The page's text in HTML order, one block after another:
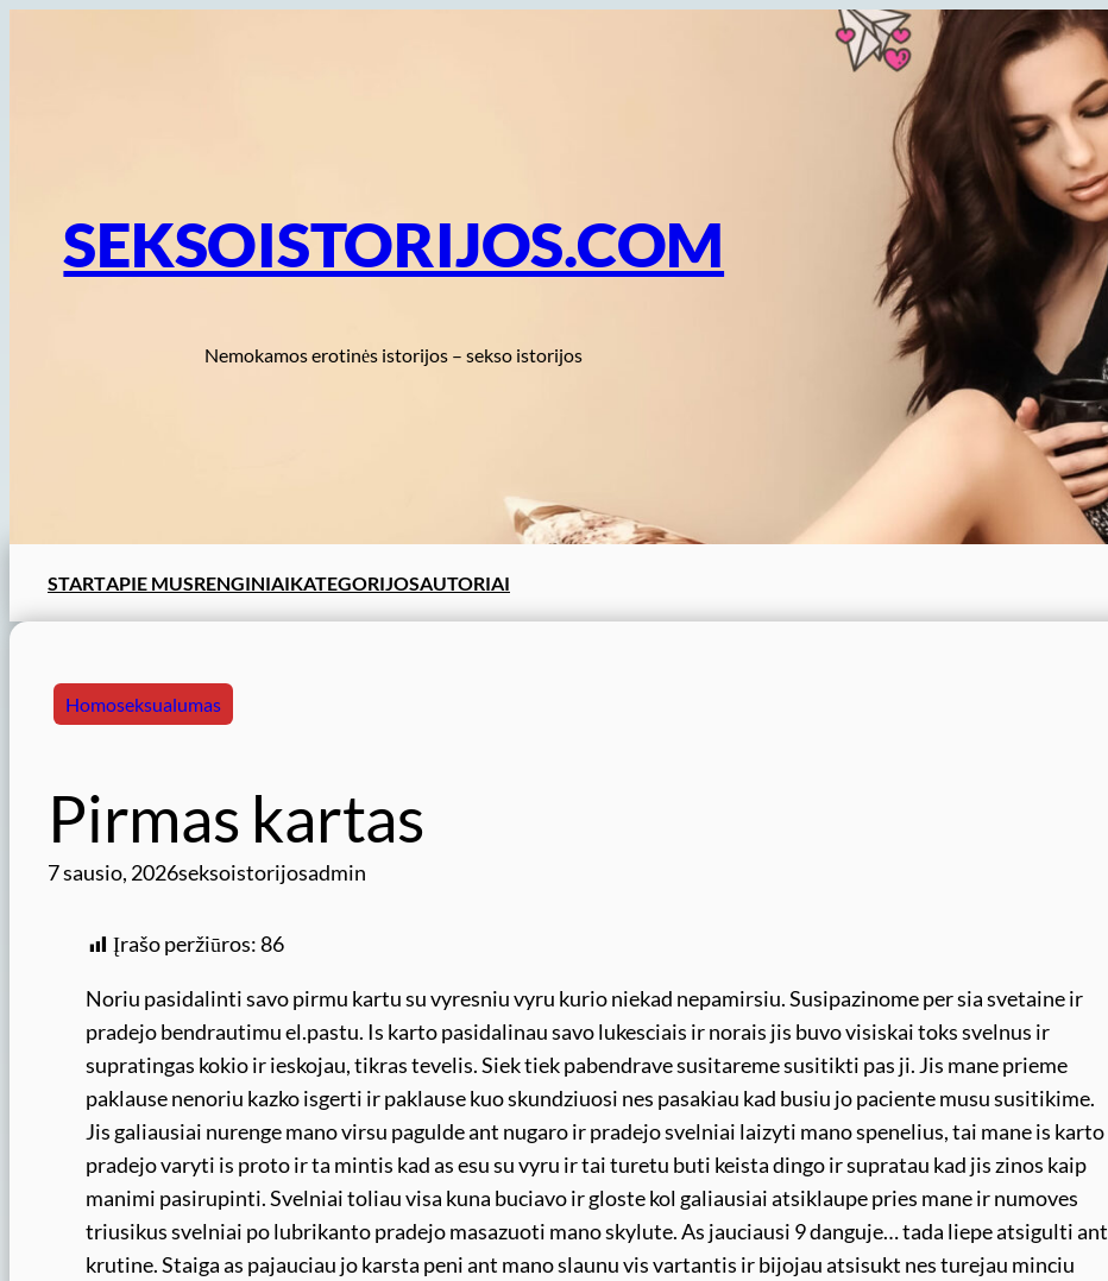
SEKSOISTORIJOS.COM
Nemokamos erotinės istorijos – sekso istorijos
STARTAPIE MUSRENGINIAIKATEGORIJOSAUTORIAI
Homoseksualumas
Pirmas kartas
7 sausio, 2026seksoistorijosadmin
Įrašo peržiūros:86
Noriu pasidalinti savo pirmu kartu su vyresniu vyru kurio niekad nepamirsiu. Susipazinome per sia svetaine ir
pradejo bendrautimu el.pastu. Is karto pasidalinau savo lukesciais ir norais jis buvo visiskai toks svelnus ir
supratingas kokio ir ieskojau, tikras tevelis. Siek tiek pabendrave susitareme susitikti pas ji. Jis mane prieme
paklause nenoriu kazko isgerti ir paklause kuo skundziuosi nes pasakiau kad busiu jo paciente musu susitikime.
Jis galiausiai nurenge mano virsu pagulde ant nugaro ir pradejo svelniai laizyti mano spenelius, tai mane is karto
pradejo varyti is proto ir ta mintis kad as esu su vyru ir tai turetu buti keista dingo ir supratau kad jis zinos kaip
manimi pasirupinti. Svelniai toliau visa kuna buciavo ir gloste kol galiausiai atsiklaupe pries mane ir numoves
triusikus svelniai po lubrikanto pradejo masazuoti mano skylute. As jauciausi 9 danguje… tada liepe atsigulti ant
krutine. Staiga as pajauciau jo karsta peni ant mano slaunu vis vartantis ir bijojau atsisukt nes turejau minciu